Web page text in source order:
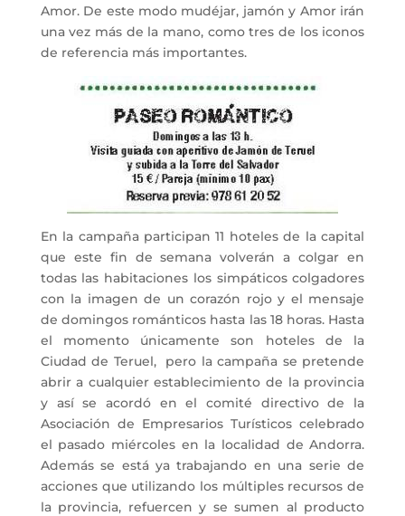
Amor. De este modo mudéjar, jamón y Amor irán
una vez más de la mano, como tres de los iconos
de referencia más importantes.
En la campaña participan 11 hoteles de la capital
que este fin de semana volverán a colgar en
todas las habitaciones los simpáticos colgadores
con la imagen de un corazón rojo y el mensaje
de domingos románticos hasta las 18 horas. Hasta
el momento únicamente son hoteles de la
Ciudad de Teruel, pero la campaña se pretende
abrir a cualquier establecimiento de la provincia
y así se acordó en el comité directivo de la
Asociación de Empresarios Turísticos celebrado
el pasado miércoles en la localidad de Andorra.
Además se está ya trabajando en una serie de
acciones que utilizando los múltiples recursos de
la provincia, refuercen y se sumen al producto